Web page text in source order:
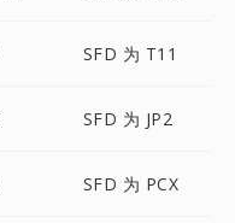
SFD 为 T11
SFD 为 JP2
SFD 为 PCX